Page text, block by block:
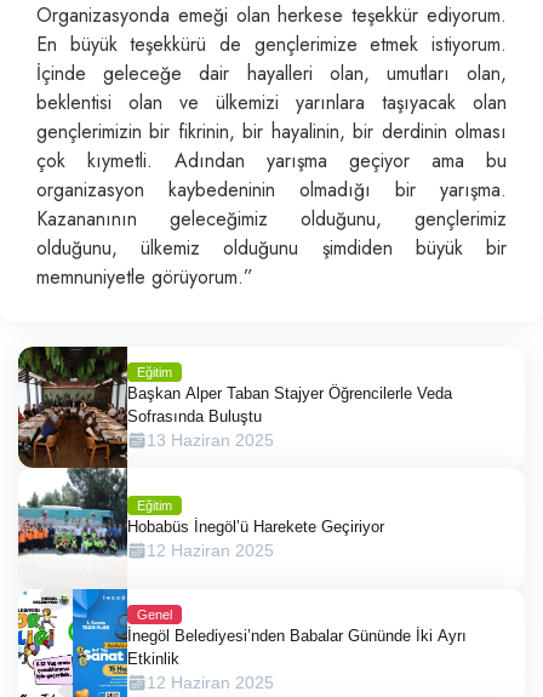
Organizasyonda emeği olan herkese teşekkür ediyorum.
En büyük teşekkürü de gençlerimize etmek istiyorum.
İçinde geleceğe dair hayalleri olan, umutları olan,
beklentisi olan ve ülkemizi yarınlara taşıyacak olan
gençlerimizin bir fikrinin, bir hayalinin, bir derdinin olması
çok kıymetli. Adından yarışma geçiyor ama bu
organizasyon kaybedeninin olmadığı bir yarışma.
Kazananının geleceğimiz olduğunu, gençlerimiz
olduğunu, ülkemiz olduğunu şimdiden büyük bir
memnuniyetle görüyorum.”
Eğitim
Başkan Alper Taban Stajyer Öğrencilerle Veda
Sofrasında Buluştu
13 Haziran 2025
Eğitim
Hobabüs İnegöl’ü Harekete Geçiriyor
12 Haziran 2025
Genel
İnegöl Belediyesi’nden Babalar Gününde İki Ayrı
Etkinlik
12 Haziran 2025